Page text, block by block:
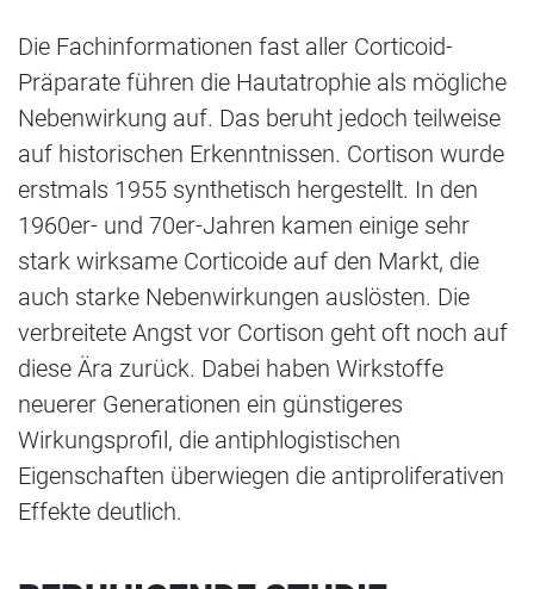
Die Fachinformationen fast aller Corticoid-
Präparate führen die Hautatrophie als mögliche
Nebenwirkung auf. Das beruht jedoch teilweise
auf historischen Erkenntnissen. Cortison wurde
erstmals 1955 synthetisch hergestellt. In den
1960er- und 70er-Jahren kamen einige sehr
stark wirksame Corticoide auf den Markt, die
auch starke Nebenwirkungen auslösten. Die
verbreitete Angst vor Cortison geht oft noch auf
diese Ära zurück. Dabei haben Wirkstoffe
neuerer Generationen ein günstigeres
Wirkungsprofil, die antiphlogistischen
Eigenschaften überwiegen die antiproliferativen
Effekte deutlich.